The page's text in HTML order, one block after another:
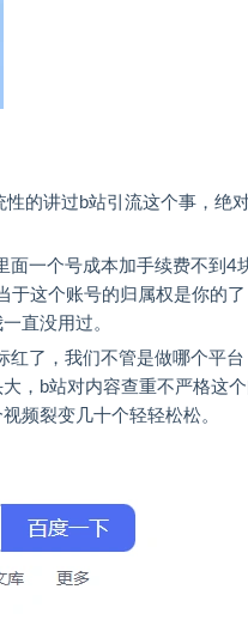
的讲过b站引流这个事，绝
面一个号成本加手续费不到4
于这个账号的归属权是你的
直没用过。​
了，我们不管是做哪个平台
，b站对内容查重不严格这
频裂变几十个轻轻松松。​